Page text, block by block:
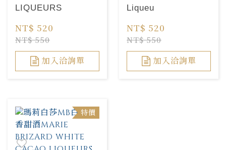
LIQUEURS
NT$ 520
NT$ 550
加入洽詢單
Liqueu
NT$ 520
NT$ 550
加入洽詢單
特價